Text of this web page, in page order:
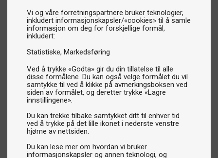
Vi og våre forretningspartnere bruker teknologier,
inkludert informasjonskapsler/«cookies» til å samle
informasjon om deg for forskjellige formål,
inkludert:
Statistiske Markedsføring
Ved å trykke «Godta» gir du din tillatelse til alle
disse formålene. Du kan også velge formålet du vil
samtykke til ved å klikke på avmerkingsboksen ved
siden av formålet, og deretter trykke «Lagre
innstillingene».
Du kan trekke tilbake samtykket ditt til enhver tid
ved å trykke på det lille ikonet i nederste venstre
hjørne av nettsiden.
Du kan lese mer om hvordan vi bruker
informasjonskapsler og annen teknologi, og